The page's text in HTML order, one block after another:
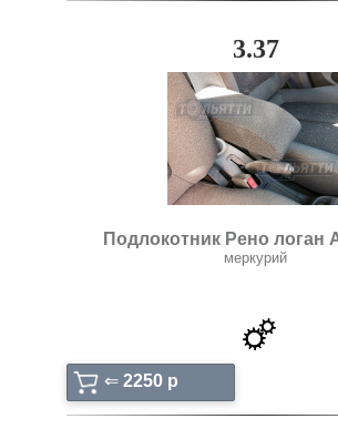
3.37
Подлокотник Рено
меркурий
⇐ 2250 p